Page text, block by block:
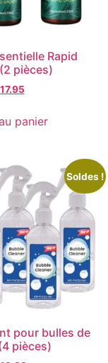
Rapid
pièces)
17.95
panier
Soldes !
pour bulles de
pièces)